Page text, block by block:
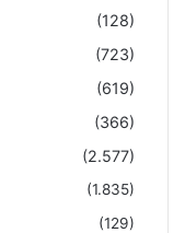
(128)
(723)
(619)
(366)
(2.577)
(1.835)
(129)